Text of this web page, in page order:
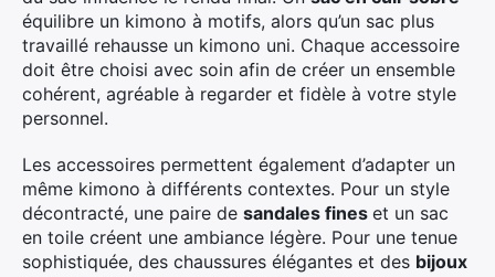
équilibre un kimono à motifs, alors qu’un sac plus
travaillé rehausse un kimono uni. Chaque accessoire
doit être choisi avec soin afin de créer un ensemble
cohérent, agréable à regarder et fidèle à votre style
personnel.
Les accessoires permettent également d’adapter un
même kimono à différents contextes. Pour un style
décontracté, une paire de sandales fines et un sac
en toile créent une ambiance légère. Pour une tenue
sophistiquée, des chaussures élégantes et des bijoux